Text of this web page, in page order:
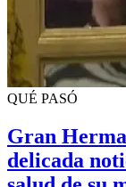
QUÉ PASÓ
Gran
delicada